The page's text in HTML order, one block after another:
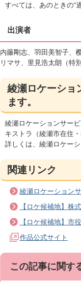
すべては、あのときの“
出演者
内藤剛志、羽田美智子、
リマサ、里見浩太朗（特
綾瀬ロケーショ
ます。
綾瀬ロケーションサー
キストラ（綾瀬市在住
詳しくは、綾瀬ロケー
関連リンク
綾瀬ロケーション
【ロケ候補地】株
【ロケ候補地】市
作品公式サイト
この記事に関す